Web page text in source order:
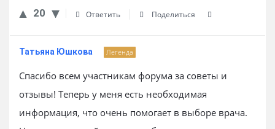
20 Ответить Поделиться
Татьяна Юшкова Легенда
Спасибо всем участникам форума за советы и
отзывы! Теперь у меня есть необходимая
информация, что очень помогает в выборе врача.